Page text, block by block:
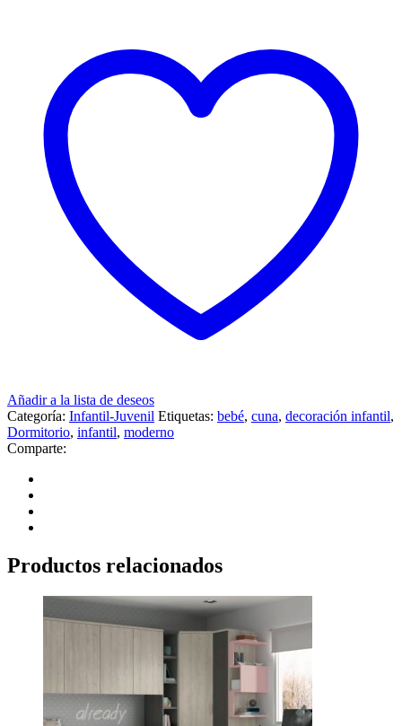
Añadir a la lista de deseos
Categoría: Infantil-Juvenil Etiquetas: bebé, cuna, decoración infantil,
Dormitorio, infantil, moderno
Comparte:
Productos relacionados